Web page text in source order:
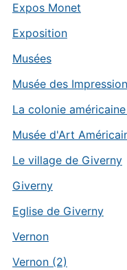
Expos Monet
Exposition
Musées
Musée des
La colonie
Musée d'Art
Le village de Giverny
Giverny
Eglise de Giverny
Vernon
Vernon (2)